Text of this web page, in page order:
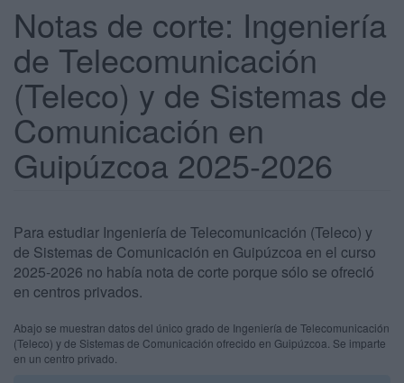
Notas de corte: Ingeniería
de Telecomunicación
(Teleco) y de Sistemas de
Comunicación en
Guipúzcoa 2025-2026
Para estudiar Ingeniería de Telecomunicación (Teleco) y
de Sistemas de Comunicación en Guipúzcoa en el curso
2025-2026 no había nota de corte porque sólo se ofreció
en centros privados.
Abajo se muestran datos del único grado de Ingeniería de Telecomunicación
(Teleco) y de Sistemas de Comunicación ofrecido en Guipúzcoa. Se imparte
en un centro privado.